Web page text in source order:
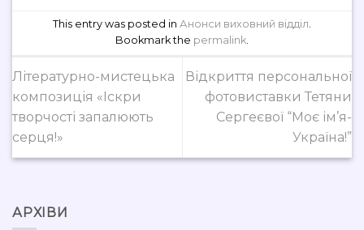
This entry was posted in Анонси виховний відділ.
Bookmark the permalink.
Літературно-мистецька
композиція «Іскри
творчості запалюють
серця!»
Відкриття персональної
фотовиставки Тетяни
Сергеєвої “Моє ім’я-
Україна!”
АРХІВИ